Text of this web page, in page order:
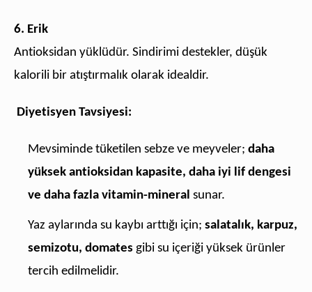
6. Erik
Antioksidan yüklüdür. Sindirimi destekler, düşük
kalorili bir atıştırmalık olarak idealdir.
Diyetisyen Tavsiyesi:
Mevsiminde tüketilen sebze ve meyveler; daha
yüksek antioksidan kapasite, daha iyi lif dengesi
ve daha fazla vitamin-mineral sunar.
Yaz aylarında su kaybı arttığı için; salatalık, karpuz,
semizotu, domates gibi su içeriği yüksek ürünler
tercih edilmelidir.